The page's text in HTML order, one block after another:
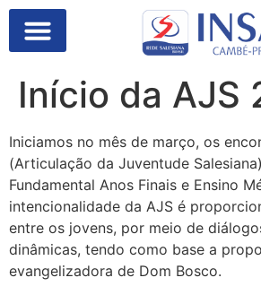
Início da AJS
Iniciamos no mês de março, os
(Articulação da Juventude
Fundamental Anos Finais e Ensino
intencionalidade da AJS é
entre os jovens, por meio de
dinâmicas, tendo como base a
evangelizadora de Dom Bosco.